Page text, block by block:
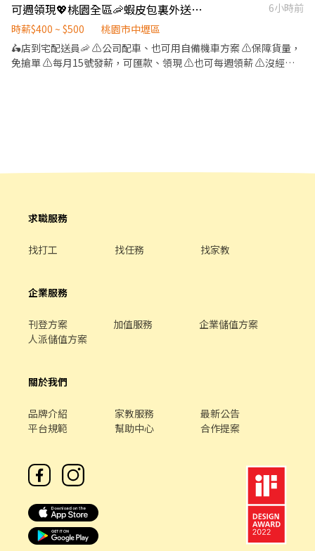
班津貼。 ✅工作時段說明：依店鋪營運需求排班；兼職人員每月可
配合排班時數須達60小時以上。 ✅提供免費溫馨員工餐點、交通便
您，加入三澧餐飲集團。 -------------------------------------------
------------------------------- 『加入三澧 成為家人』共同創造無限
穩定發展中。 ------------------------------------------------------
則不另行通知。 ③錄取的實際任用職稱及薪資，依面談結果與經驗
彈性排班08:30-23:00（面試時請於主管確認排班時間） 【薪資福
利】 1. 提供員工餐 2. 國定假日雙倍薪 3. 提供優秀同仁績效獎金 4.
久任獎金 5. 生日禮卷 6. 滿年資享特休假 7.福委會福利補助 ★★多項
福利歡迎您加入我們★★
可週領現💖桃園全區🦐蝦皮包裏外送員/免經驗平均50～80K，公司車
6小時前
時薪$400 ~ $500
桃園市中壢區
🛵店到宅配送員🦐 ⚠️公司配車、也可用自備機車方案 ⚠️保障貨量，
免搶單 ⚠️每月15號發薪，可匯款、領現 ⚠️也可每週領薪 ⚠️沒經驗
點擊立即應徵，私訊告知小編你想送哪一區，馬上幫你保留就近站
點！ ━━━━━━━━━━━━━━━━━ 📩 【火速卡位應徵流
https://reurl.cc/V292KN 🔒 【隱私防線】個資僅供廠商審核，敏感
求職服務
找打工 找任務 找家教
企業服務
刊登方案 加值服務
企業儲值方案
人派儲值方案
關於我們
品牌介紹 家教服務
最新公告
平台規範
幫助中心 合作提案